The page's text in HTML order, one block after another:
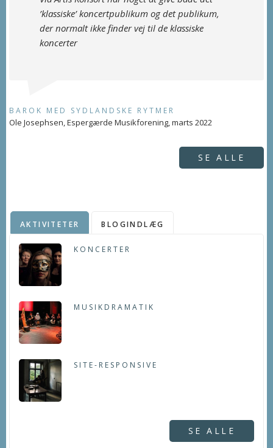
’klassiske’ koncertpublikum og det publikum,
der normalt ikke finder vej til de klassiske
koncerter
BAROK MED SYDLANDSKE RYTMER
Ole Josephsen, Espergærde Musikforening, marts 2022
SE ALLE
AKTIVITETER BLOGINDLÆG
KONCERTER
MUSIKDRAMATIK
SITE-RESPONSIVE
SE ALLE